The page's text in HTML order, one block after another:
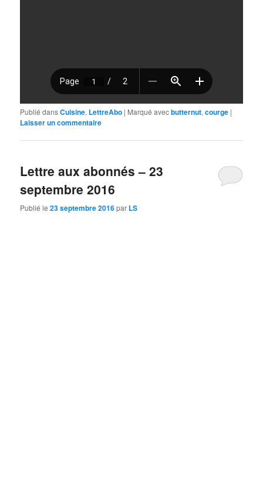
Publié dansCuisine, LettreAbo | Marqué avecbutternut,courge |
Laisser un commentaire
Lettre aux abonnés – 23
septembre 2016
Publié le23 septembre 2016par LS